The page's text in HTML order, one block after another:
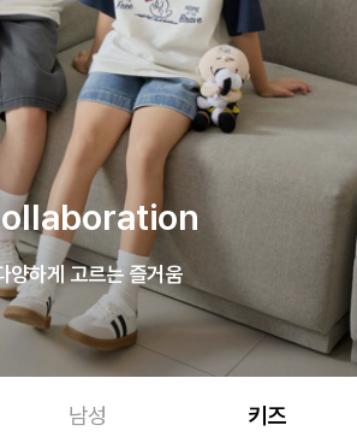
양하게 고르는 즐거움
남성 키즈